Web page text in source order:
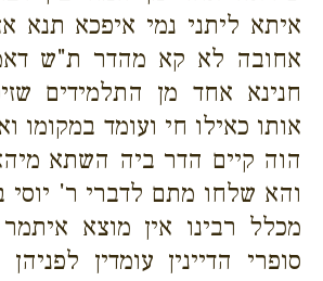
איתא ליתני נמי איפכא תנא
אחובה לא קא מהדר ת"ש
חנינא אחד מן התלמידים
אותו כאילו חי ועומד במקומו
הוה קיים הדר ביה השתא
והא שלחו מתם לדברי ר' יוסי
מכלל רבינו אין מוצא
סופרי הדיינין עומדין